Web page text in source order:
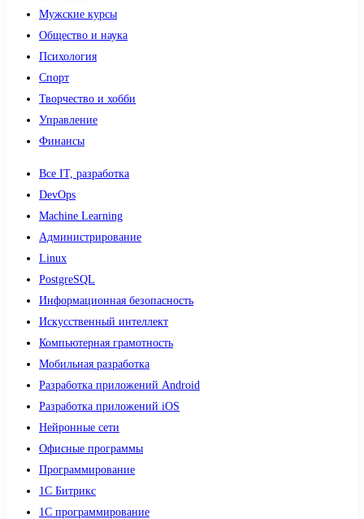
Мужские курсы
Общество и наука
Психология
Спорт
Творчество и хобби
Управление
Финансы
Все IT, разработка
DevOps
Machine Learning
Администрирование
Linux
PostgreSQL
Информационная безопасность
Искусственный интеллект
Компьютерная грамотность
Мобильная разработка
Разработка приложений Android
Разработка приложений iOS
Нейронные сети
Офисные программы
Программирование
1С Битрикс
1С программирование